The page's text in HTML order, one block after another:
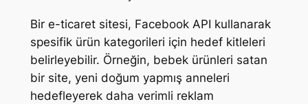
Bir e-ticaret sitesi, Facebook API kullanarak
spesifik ürün kategorileri için hedef kitleleri
belirleyebilir. Örneğin, bebek ürünleri satan
bir site, yeni doğum yapmış anneleri
hedefleyerek daha verimli reklam